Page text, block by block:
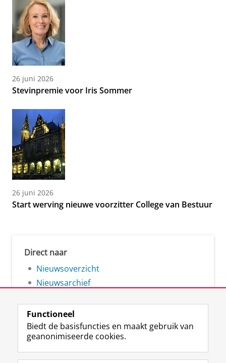
26 juni 2026
Stevinpremie voor Iris Sommer
26 juni 2026
Start werving nieuwe voorzitter College van Bestuur
Direct naar
Nieuwsoverzicht
Nieuwsarchief
Volg de RUG
F
L
R I
Y
Functioneel
Biedt de basisfuncties en maakt gebruik van
geanonimiseerde cookies.